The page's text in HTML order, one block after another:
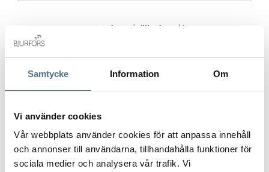
Samtycke Information Om
Vi använder cookies
Vår webbplats använder cookies för att anpassa innehåll
och annonser till användarna, tillhandahålla funktioner för
sociala medier och analysera vår trafik. Vi
Gatuadress (Välj adress) *
Postort*
Postnummer*